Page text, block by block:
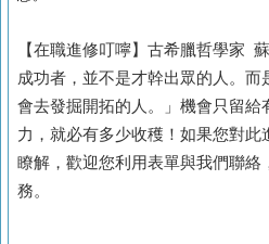
【在職進修叮嚀】古希臘哲學家
成功者，並不是才幹出眾的人。
會去發掘開拓的人。」機會只留給
力，就必有多少收穫！如果您對
瞭解，歡迎您利用表單與我們聯絡
務。